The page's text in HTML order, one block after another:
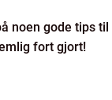
noen gode tips
fort gjort!